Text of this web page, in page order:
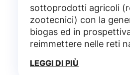
sottoprodotti agricoli
zootecnici) con la
biogas ed in
reimmettere nelle reti
LEGGI DI PIÙ